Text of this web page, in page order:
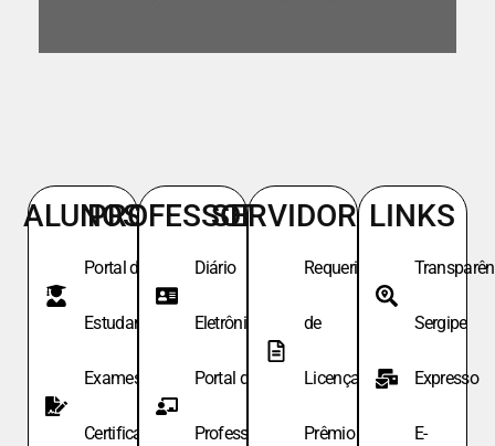
ALUNOS
Portal do
Estudante
Exames de
Certificação
PROFESSORES
Diário
Eletrônico
Portal do
Professor
SERVIDORES
Requeri.
de
Licença
Prêmio
LINKS
Sergipe
Expresso
E-